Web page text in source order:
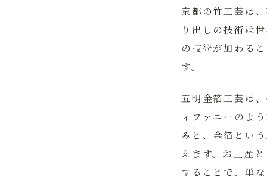
京都の竹工芸は
り出しの技術は
の技術が加わる
す。
五明金箔工芸 は
ィファニーのよ
みと、金箔とい
えます。お土産
することで、単